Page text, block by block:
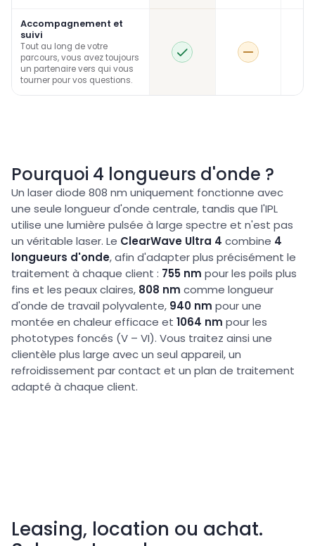
Accompagnement et
suivi
Tout au long de votre
parcours, vous avez toujours
un partenaire vers qui vous
tourner pour vos questions.
Pourquoi 4 longueurs d'onde ?
Un laser diode 808 nm uniquement fonctionne avec
une seule longueur d'onde centrale, tandis que l'IPL
utilise une lumière pulsée à large spectre et n'est pas
un véritable laser. Le ClearWave Ultra 4 combine 4
longueurs d'onde, afin d'adapter plus précisément le
traitement à chaque client : 755 nm pour les poils plus
fins et les peaux claires, 808 nm comme longueur
d'onde de travail polyvalente, 940 nm pour une
montée en chaleur efficace et 1064 nm pour les
phototypes foncés (V – VI). Vous traitez ainsi une
clientèle plus large avec un seul appareil, un
refroidissement par contact et un plan de traitement
adapté à chaque client.
Leasing, location ou achat.